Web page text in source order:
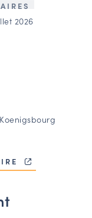
PHARES
ET DE
2026